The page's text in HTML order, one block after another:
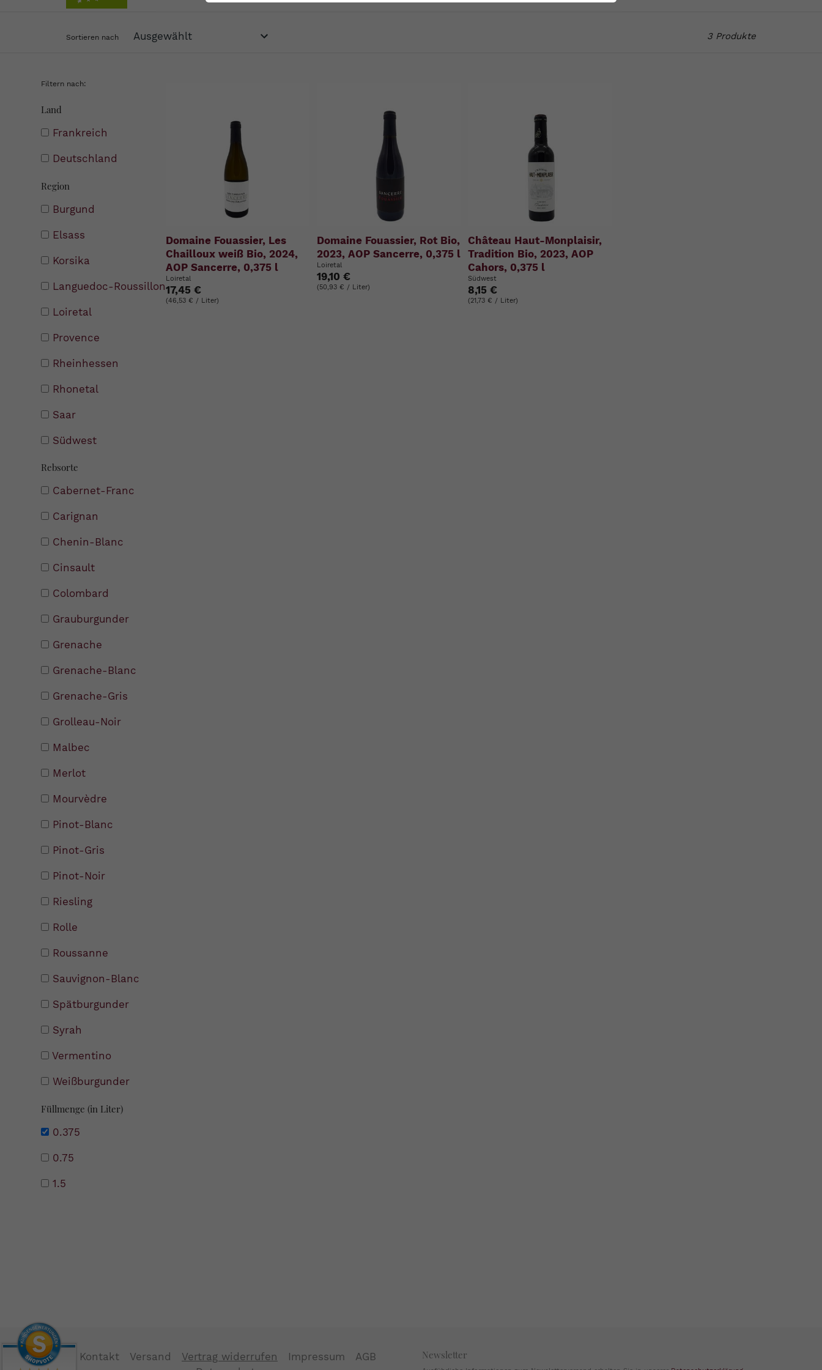
Sortieren nach 3 Produkte
Filtern nach:
Land
Frankreich
Deutschland
Region
Burgund
Elsass
Korsika
Languedoc-Roussillon
Loiretal
Provence
Rheinhessen
Rhonetal
Saar
Südwest
Rebsorte
Cabernet-Franc
Carignan
Chenin-Blanc
Cinsault
Colombard
Grauburgunder
Grenache
Grenache-Blanc
Grenache-Gris
Grolleau-Noir
Malbec
Merlot
Mourvèdre
Pinot-Blanc
Pinot-Gris
Pinot-Noir
Riesling
Rolle
Roussanne
Sauvignon-Blanc
Spätburgunder
Syrah
Vermentino
Weißburgunder
Füllmenge (in Liter)
0.375
0.75
1.5
Domaine Fouassier, Les
Chailloux weiß Bio, 2024,
AOP Sancerre, 0,375 l
Loiretal
17,45 €
(46,53 € / Liter)
Domaine Fouassier, Rot Bio,
2023, AOP Sancerre, 0,375 l
Loiretal
19,10 €
(50,93 € / Liter)
Château Haut-Monplaisir,
Tradition Bio, 2023, AOP
Cahors, 0,375 l
Südwest
8,15 €
(21,73 € / Liter)
Kontakt Versand Vertrag widerrufen Impressum
AGB
Newsletter